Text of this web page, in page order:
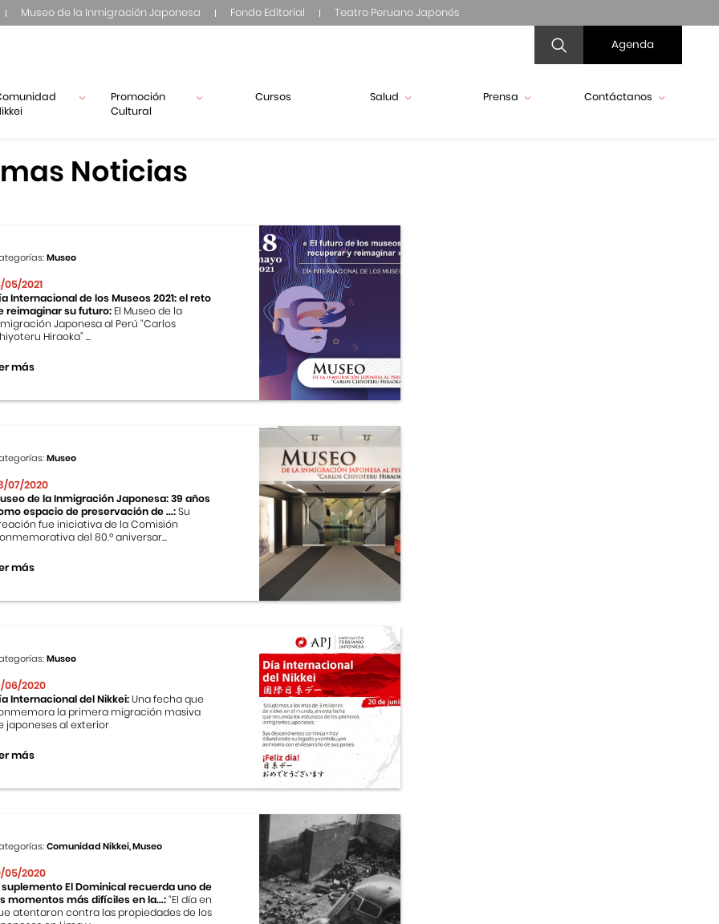
Museo de la Inmigración Japonesa Fondo Editorial Teatro Peruano Japonés
Agenda
Promoción
Cultural
Cursos Salud Prensa Contáctanos
Noticias
Museo
05/2021
Internacional de los Museos 2021: el reto
reimaginar su futuro: El Museo de la
Japonesa al Perú “Carlos
Hiraoka” ...
más
Museo
07/2020
de la Inmigración Japonesa: 39 años
espacio de preservación de ...:Su
fue iniciativa de la Comisión
del 80.º aniversar...
más
Museo
06/2020
Internacional del Nikkei:Una fecha que
la primera migración masiva
japoneses al exterior
más
Comunidad Nikkei, Museo
05/2020
suplemento El Dominical recuerda uno de
momentos más difíciles en la...:“El día en
atentaron contra las propiedades de los